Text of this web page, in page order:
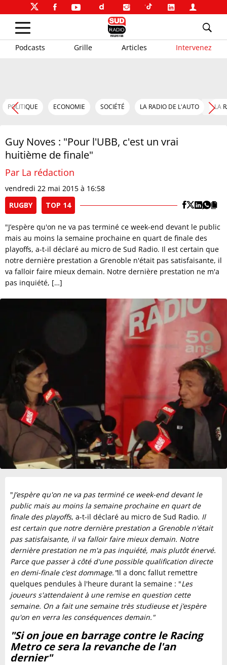
Podcasts Grille Articles Intervenez
POLITIQUE ECONOMIE SOCIÉTÉ LA RADIO DE L'AUTO LA
Guy Noves : "Pour l'UBB, c'est un vrai
huitième de finale"
Par La rédaction
vendredi 22 mai 2015 à 16:58
RUGBY
TOP 14
"J’espère qu'on ne va pas terminé ce week-end devant le public
mais au moins la semaine prochaine en quart de finale des
playoffs, a-t-il déclaré au micro de Sud Radio. Il est certain que
notre dernière prestation a Grenoble n'était pas satisfaisante, il
va falloir faire mieux demain. Notre dernière prestation ne m'a
pas inquiété, […]
"J’espère qu'on ne va pas terminé ce week-end devant le
public mais au moins la semaine prochaine en quart de
finale des playoffs, a-t-il déclaré au micro de Sud Radio. Il
est certain que notre dernière prestation a Grenoble n'était
pas satisfaisante, il va falloir faire mieux demain. Notre
dernière prestation ne m'a pas inquiété, mais plutôt énervé.
Parce que passer à côté d'une possible qualification directe
en demi-finale c’est dommage."Il a donc fallut remettre
quelques pendules à l'heure durant la semaine : "Les
joueurs s'attendaient à une remise en question cette
semaine. On a fait une semaine très studieuse et j’espère
qu'on en verra les conséquences demain."
"Si on joue en barrage contre le Racing
Metro ce sera la revanche de l'an
dernier"